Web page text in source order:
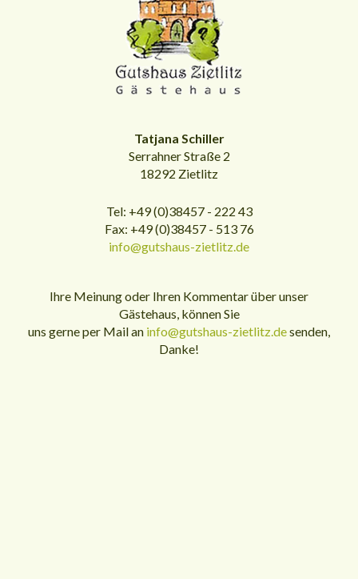
Tatjana Schiller
Serrahner Straße 2
18292 Zietlitz
Tel: +49 (0)38457 - 222 43
Fax: +49 (0)38457 - 513 76
info@gutshaus-zietlitz.de
Ihre Meinung oder Ihren Kommentar über unser
Gästehaus, können Sie
uns gerne per Mail an info@gutshaus-zietlitz.desenden,
Danke!